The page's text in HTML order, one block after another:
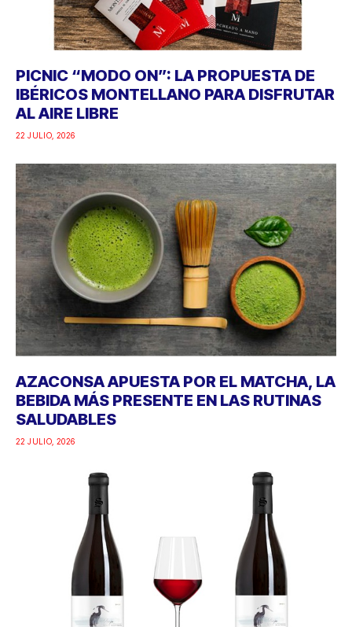
PICNIC “MODO ON”: LA PROPUESTA DE
IBÉRICOS MONTELLANO PARA DISFRUTAR
AL AIRE LIBRE
22 JULIO, 2026
AZACONSA APUESTA POR EL MATCHA, LA
BEBIDA MÁS PRESENTE EN LAS RUTINAS
SALUDABLES
22 JULIO, 2026